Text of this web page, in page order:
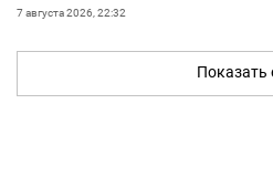
7 августа 2026, 22:32
Показать